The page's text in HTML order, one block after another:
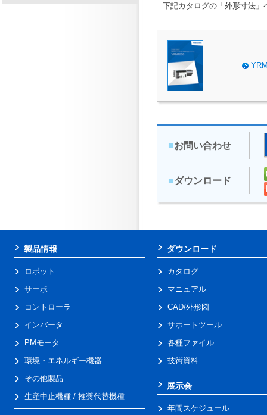
下記カタログの「外形寸法」
■お問い合わせ
■ダウンロード
製品情報
ロボット
サーボ
コントローラ
インバータ
PMモータ
環境・エネルギー機器
その他製品
生産中止機種 / 推奨代替機種
ダウンロード
カタログ
マニュアル
CAD/外形図
サポートツール
各種ファイル
技術資料
展示会
年間スケジュール